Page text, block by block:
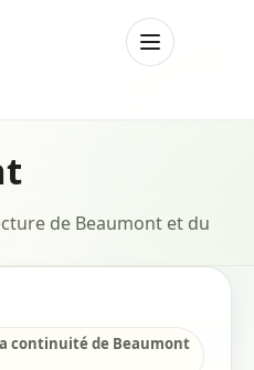
Menu
de Beaumont et du
continuité de Beaumont